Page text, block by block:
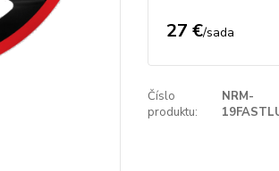
27 €/sada
Číslo
produktu:
NRM-